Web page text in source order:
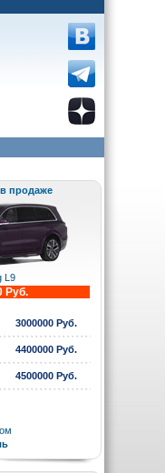
продаже
L9
Руб.
3000000 Руб.
4400000 Руб.
4500000 Руб.